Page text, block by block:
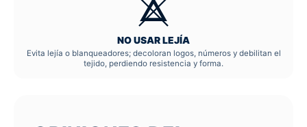
NO USAR LEJÍA
Evita lejía o blanqueadores; decoloran logos, números y debilitan el
tejido, perdiendo resistencia y forma.